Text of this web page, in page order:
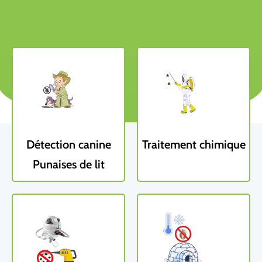
Détection canine
Punaises de lit
Traitement chimique